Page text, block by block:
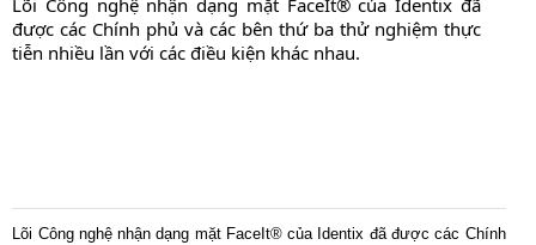
Lõi Công nghệ nhận dạng mặt FaceIt® của Identix đã
được các Chính phủ và các bên thứ ba thử nghiệm thực
tiễn nhiều lần với các điều kiện khác nhau.
Lõi Công nghệ nhận dạng mặt FaceIt® của Identix đã được các Chính